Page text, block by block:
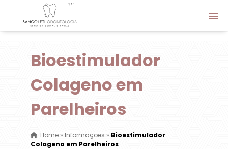
Bioestimulador
Colageno em
Parelheiros
Home» Informações » Bioestimulador
Colageno em Parelheiros